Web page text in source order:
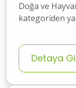
Doğa ve
kategoriden
Detaya